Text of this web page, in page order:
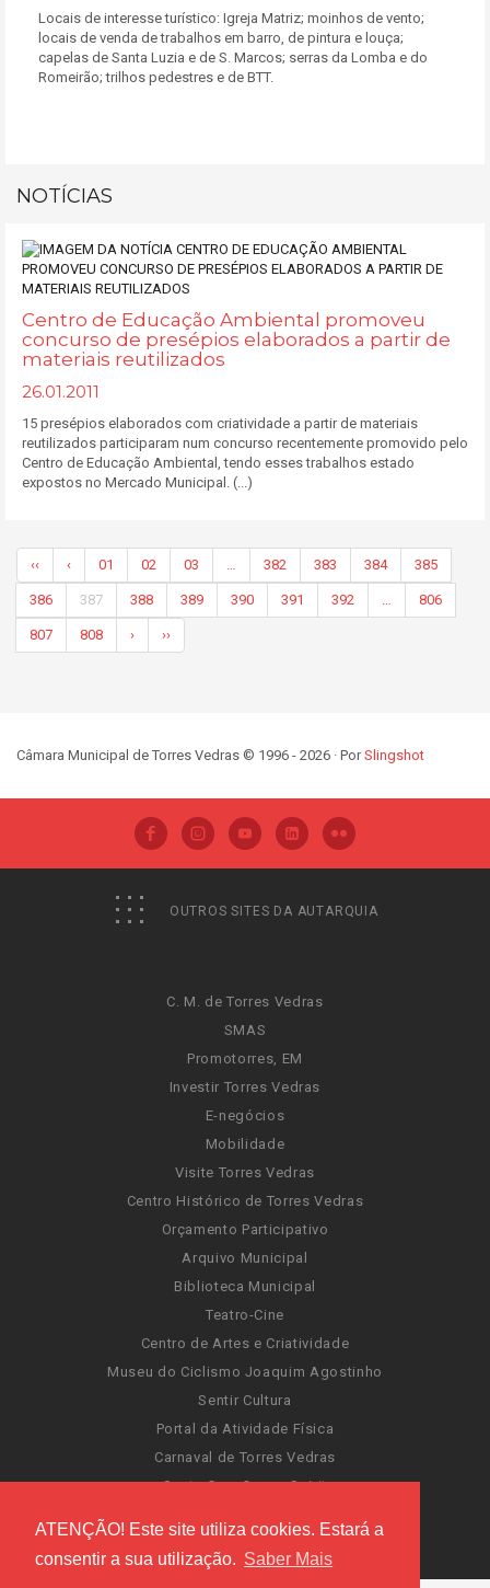
ATENÇÃO! Este site utiliza cookies. Estará a
consentir a sua utilização. Saber Mais
Locais de interesse turístico: Igreja Matriz; moinhos de vento;
locais de venda de trabalhos em barro, de pintura e louça;
capelas de Santa Luzia e de S. Marcos; serras da Lomba e do
Romeirão; trilhos pedestres e de BTT.
NOTÍCIAS
Centro de Educação Ambiental promoveu
concurso de presépios elaborados a partir de
materiais reutilizados
26.01.2011
15 presépios elaborados com criatividade a partir de materiais
reutilizados participaram num concurso recentemente promovido pelo
Centro de Educação Ambiental, tendo esses trabalhos estado
expostos no Mercado Municipal. (...)
‹‹ ‹ 01 02 03 382 383 384 385
386 387 388 389 390 391 392 806
807 808 › ››
Câmara Municipal de Torres Vedras © 1996 - 2026 · PorSlingshot
OUTROS SITES DA AUTARQUIA
C. M. de Torres Vedras
SMAS
Promotorres, EM
Investir Torres Vedras
E-negócios
Mobilidade
Visite Torres Vedras
Centro Histórico de Torres Vedras
Orçamento Participativo
Arquivo Municipal
Biblioteca Municipal
Teatro-Cine
Centro de Artes e Criatividade
Museu do Ciclismo Joaquim Agostinho
Sentir Cultura
Portal da Atividade Física
Carnaval de Torres Vedras
Santa Cruz Ocean Spirit